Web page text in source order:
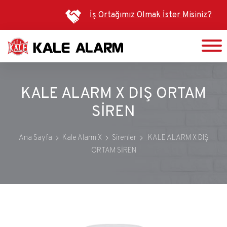
atla
İş Ortağımız Olmak İster Misiniz?
KALE ALARM X DIŞ ORTAM
SİREN
Ana Sayfa Kale Alarm X Sirenler
KALE ALARM X DIŞ
ORTAM SİREN